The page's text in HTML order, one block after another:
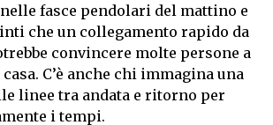
fasce pendolari del mattino e
che un collegamento rapido da
convincere molte persone a
C’è anche chi immagina una
linee tra andata e ritorno per
i tempi.